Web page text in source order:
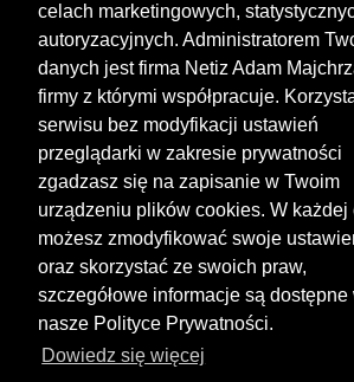
celach marketingowych,
autoryzacyjnych. Administratorem
danych jest firma Netiz Adam
firmy z którymi współpracuje.
serwisu bez modyfikacji ustawień
przeglądarki w zakresie prywatności
zgadzasz się na zapisanie w Twoim
urządzeniu plików cookies. W każdej
możesz zmodyfikować swoje
oraz skorzystać ze swoich praw,
szczegółowe informacje są dostępne
nasze Polityce Prywatności.
Dowiedz się więcej
FOLLOW US
© 2026 by MotoWhizzer.com
All rights reserved.
KONTAKT
ul. Chopina 16, I piętro
47-400 Racibórz